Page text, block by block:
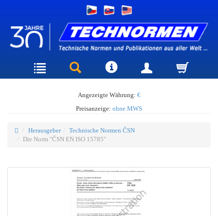
Angezeigte Währung: €
Preisanzeige: ohne MWS
Herausgeber
Technische Normen ČSN
Die Norm "ČSN EN ISO 15785"